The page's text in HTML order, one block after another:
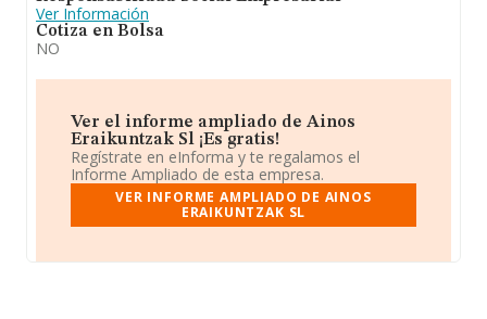
Ver Información
Cotiza en Bolsa
NO
Ver el informe ampliado de Ainos
Eraikuntzak Sl ¡Es gratis!
Regístrate en eInforma y te regalamos el
Informe Ampliado de esta empresa.
VER INFORME AMPLIADO DE AINOS
ERAIKUNTZAK SL